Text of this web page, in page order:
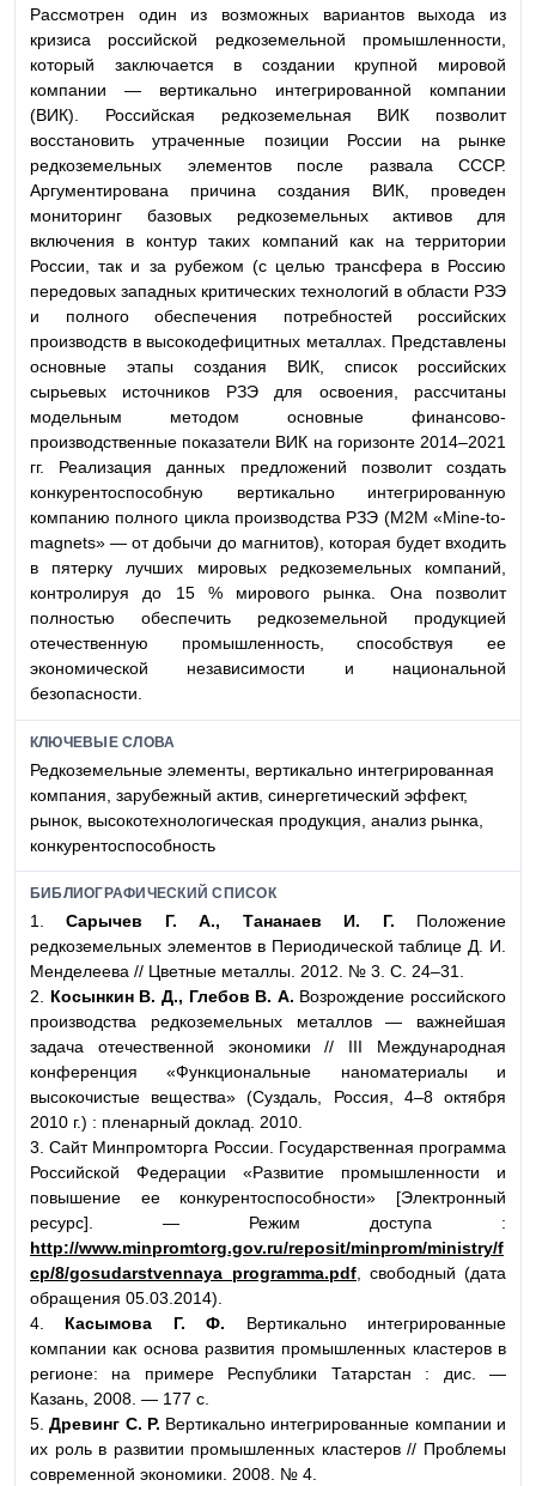
Рассмотрен один из возможных вариантов выхода из
кризиса российской редкоземельной промышленности,
который заключается в создании крупной мировой
компании — вертикально интегрированной компании
(ВИК). Российская редкоземельная ВИК позволит
восстановить утраченные позиции России на рынке
редкоземельных элементов после развала СССР.
Аргументирована причина создания ВИК, проведен
мониторинг базовых редкоземельных активов для
включения в контур таких компаний как на территории
России, так и за рубежом (с целью трансфера в Россию
передовых западных критических технологий в области РЗЭ
и полного обеспечения потребностей российских
производств в высокодефицитных металлах. Представлены
основные этапы создания ВИК, список российских
сырьевых источников РЗЭ для освоения, рассчитаны
модельным методом основные финансово-
производственные показатели ВИК на горизонте 2014–2021
гг. Реализация данных предложений позволит создать
конкурентоспособную вертикально интегрированную
компанию полного цикла производства РЗЭ (М2М «Mine-to-
magnets» — от добычи до магнитов), которая будет входить
в пятерку лучших мировых редкоземельных компаний,
контролируя до 15 % мирового рынка. Она позволит
полностью обеспечить редкоземельной продукцией
отечественную промышленность, способствуя ее
экономической независимости и национальной
безопасности.
КЛЮЧЕВЫЕ СЛОВА
Редкоземельные элементы, вертикально интегрированная
компания, зарубежный актив, синергетический эффект,
рынок, высокотехнологическая продукция, анализ рынка,
конкурентоспособность
БИБЛИОГРАФИЧЕСКИЙ СПИСОК
1. Сарычев Г. А., Тананаев И. Г. Положение
редкоземельных элементов в Периодической таблице Д. И.
Менделеева // Цветные металлы. 2012. № 3. С. 24–31.
2. Косынкин В. Д., Глебов В. А. Возрождение российского
производства редкоземельных металлов — важнейшая
задача отечественной экономики // III Международная
конференция «Функциональные наноматериалы и
высокочистые вещества» (Суздаль, Россия, 4–8 октября
2010 г.) : пленарный доклад. 2010.
3. Сайт Минпромторга России. Государственная программа
Российской Федерации «Развитие промышленности и
повышение ее конкурентоспособности» [Электронный
ресурс]. — Режим доступа :
http://www.minpromtorg.gov.ru/reposit/minprom/ministry/f
cp/8/gosudarstvennaya_programma.pdf , свободный (дата
обращения 05.03.2014).
4. Касымова Г. Ф. Вертикально интегрированные
компании как основа развития промышленных кластеров в
регионе: на примере Республики Татарстан : дис. —
Казань, 2008. — 177 с.
5.Древинг С. Р. Вертикально интегрированные компании и
их роль в развитии промышленных кластеров // Проблемы
современной экономики. 2008. № 4.